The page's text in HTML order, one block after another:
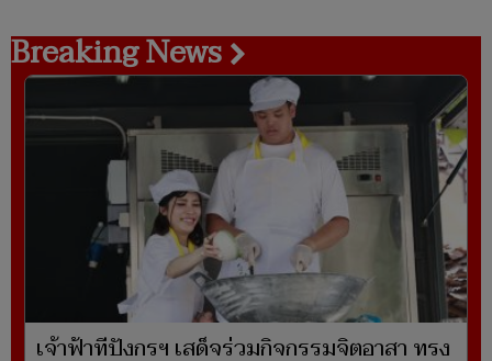
Breaking News
เจ้าฟ้าทีปังกรฯ เสด็จร่วมกิจกรรมจิตอาสา ทรง